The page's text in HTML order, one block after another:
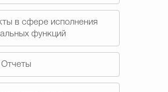
организации информируют
в сфере исполнения
функций
Отчеты